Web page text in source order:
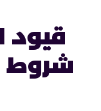
قيود
شروط